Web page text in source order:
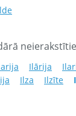
Ilārija
Ilza Ilzīte